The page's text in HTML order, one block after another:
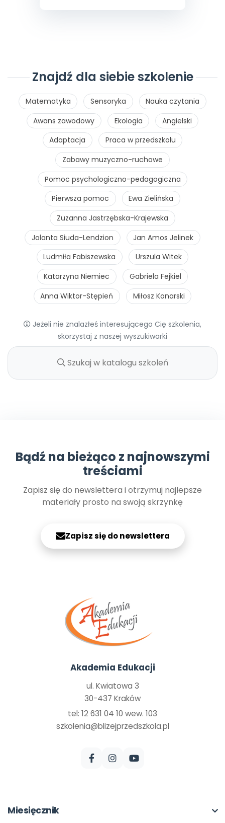
Znajdź dla siebie szkolenie
Matematyka Sensoryka
Nauka czytania
Awans zawodowy
Ekologia
Angielski
Adaptacja
Praca w przedszkolu
Zabawy muzyczno-ruchowe
Pomoc psychologiczno-pedagogiczna
Pierwsza pomoc
Ewa Zielińska
Zuzanna Jastrzębska-Krajewska
Jolanta Siuda-Lendzion
Jan Amos Jelinek
Ludmiła Fabiszewska
Urszula Witek
Katarzyna Niemiec
Gabriela Fejkiel
Anna Wiktor-Stępień
Miłosz Konarski
Jeżeli nie znalazłeś interesującego Cię szkolenia,
skorzystaj z naszej wyszukiwarki
Bądź na bieżąco z najnowszymi
treściami
Zapisz się do newslettera i otrzymuj najlepsze
materiały prosto na swoją skrzynkę
Zapisz się do newslettera
Akademia Edukacji
ul. Kwiatowa 3
30-437 Kraków
tel: 12 631 04 10 wew. 103
szkolenia@blizejprzedszkola.pl
Miesięcznik